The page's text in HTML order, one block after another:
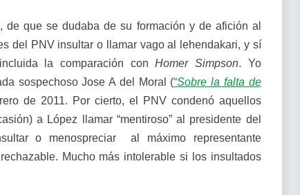
que se dudaba de su formación y de afición al
del PNV insultar o llamar vago al lehendakari, y sí
la comparación conHomer Simpson. Yo
sospechoso Jose A del Moral (“Sobre la falta de
de 2011. Por cierto, el PNV condenó aquellos
a López llamar “mentiroso” al presidente del
o menospreciar al máximo representante
Mucho más intolerable si los insultados